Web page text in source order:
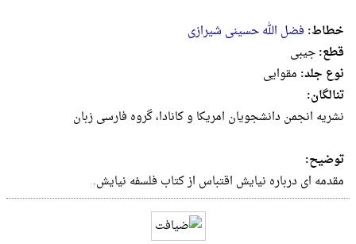
خطاط: فضل الله حسینی شیرازی
قطع:جيبى
نوع جلد: مقوایی
تنالگان:
نشریه انجمن دانشجویان امریکا و کانادا، گروه فارسی زبان
توضیح:
مقدمه ای درباره نیایش اقتباس از کتاب فلسفه نیایش.